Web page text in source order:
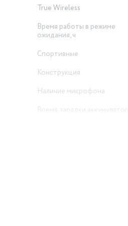
True Wireless
Время работы в режиме
ожидания, ч
Спортивные
Конструкция
Наличие микрофона
Время зарядки аккумулятора